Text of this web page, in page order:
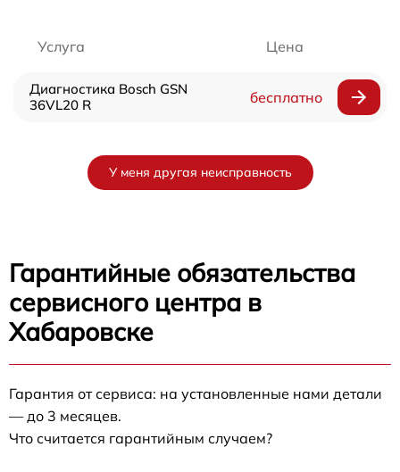
Услуга Цена
Диагностика Bosch GSN
36VL20 R
бесплатно
У меня другая неисправность
Гарантийные обязательства
сервисного центра в
Хабаровске
Гарантия от сервиса: на установленные нами детали
— до 3 месяцев.
Что считается гарантийным случаем?